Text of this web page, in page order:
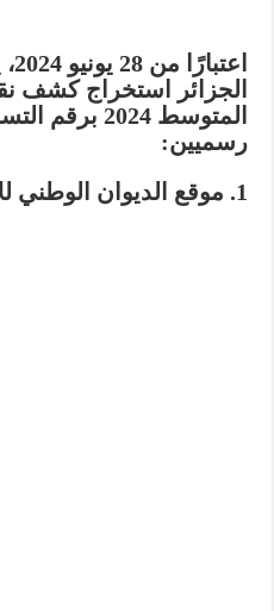
الجزائر استخراج كشف
المتوسط
رسميين:
1. موقع الديوان الوطني للامتحانات والمسابقات: